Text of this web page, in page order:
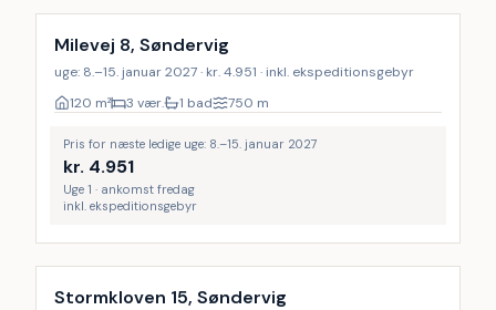
Milevej 8, Søndervig
uge: 8.–15. januar 2027 · kr. 4.951 · inkl. ekspeditionsgebyr
120 m² 3 vær. 1 bad 750 m
Pris for næste ledige uge: 8.–15. januar 2027
kr. 4.951
Uge 1 · ankomst fredag
inkl. ekspeditionsgebyr
Stormkloven 15, Søndervig